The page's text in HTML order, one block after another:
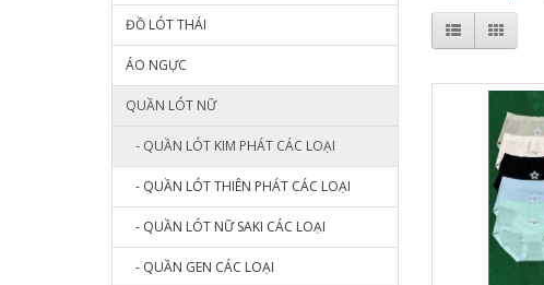
ĐỒ LÓT THÁI
ÁO NGỰC
QUẦN LÓT NỮ
- QUẦN LÓT KIM PHÁT CÁC LOẠI
- QUẦN LÓT THIÊN PHÁT CÁC LOẠI
- QUẦN LÓT NỮ SAKI CÁC LOẠI
- QUẦN GEN CÁC LOẠI